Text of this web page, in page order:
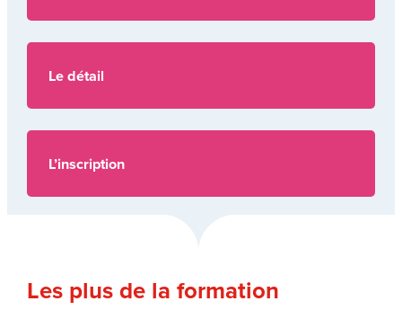
Le détail
L’inscription
Les plus de la formation